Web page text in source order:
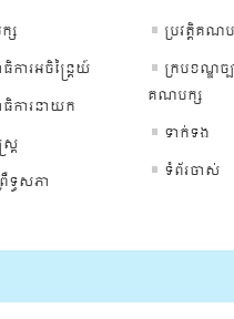
ស
ការអចិន្រ្តៃយ៍
ការនាយក
ត
ធសភា
ប្រវត្ដិគណ
ក្របខណ្ឌច្
គណបក្ស
ទាក់ទង
ទំព័រចាស់